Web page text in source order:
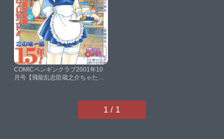
COMICペンギンクラブ2001年10
月号【飛龍乱忠臣蔵之介ちゃたろ
留美乙一大弓冬小宮さなえ野々村
1 / 1